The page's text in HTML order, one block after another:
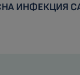
ИНФЕКЦИЯ